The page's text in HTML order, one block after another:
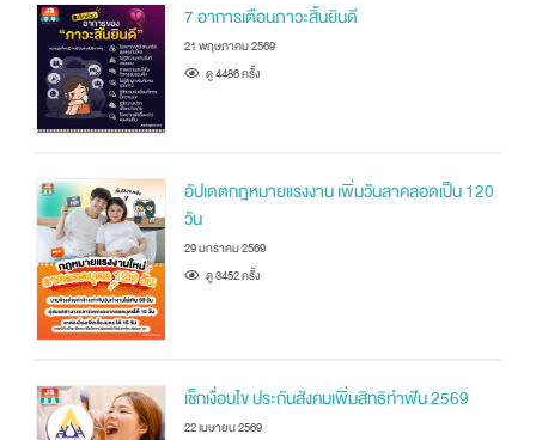
7 อาการเตือนภาวะสิ้นยินดี
21 พฤษภาคม 2569
ดู 4486 ครัั้ง
อัปเดตกฎหมายแรงงาน เพิ่มวันลาคลอดเป็น 120
วัน
29 มกราคม 2569
ดู 3452 ครัั้ง
เช็กเงื่อนไข ประกันสังคมเพิ่มสิทธิทำฟัน 2569
22 เมษายน 2569